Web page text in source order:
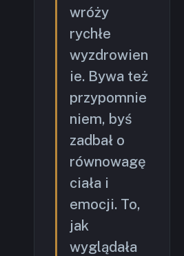
wróży
rychłe
wyzdrowien
ie. Bywa też
przypomnie
niem, byś
zadbał o
równowagę
ciała i
emocji. To,
jak
wyglądała